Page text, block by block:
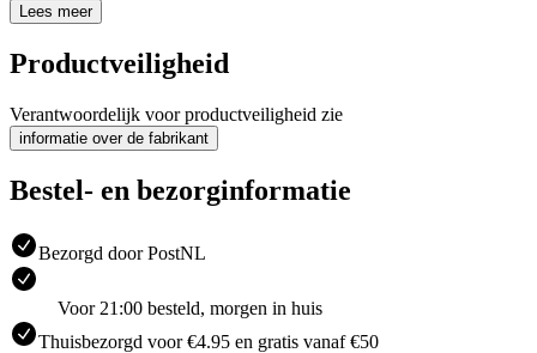
Lees meer
Productveiligheid
Verantwoordelijk voor productveiligheid zie
informatie over de fabrikant
Bestel- en bezorginformatie
Bezorgd door PostNL
Voor 21:00 besteld, morgen in huis
Thuisbezorgd voor €4.95 en gratis vanaf €50